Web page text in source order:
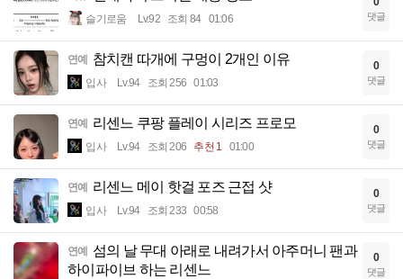
슬기로움 Lv.92 조회 84 01:06 댓글
연예 참치캔 따개에 구멍이 2개인 이유
입사 Lv.94 조회 256 01:03
0
댓글
연예 리센느 쿠팡 플레이 시리즈 프로모
입사 Lv.94 조회 206 추천 1 01:00
0
댓글
연예 리센느 메이 핫걸 포즈 근접 샷
입사 Lv.94 조회 233 00:58
0
댓글
연예
섬의 날 무대 아래로 내려가서 아주머니 팬과
하이파이브 하는 리센느
0
댓글